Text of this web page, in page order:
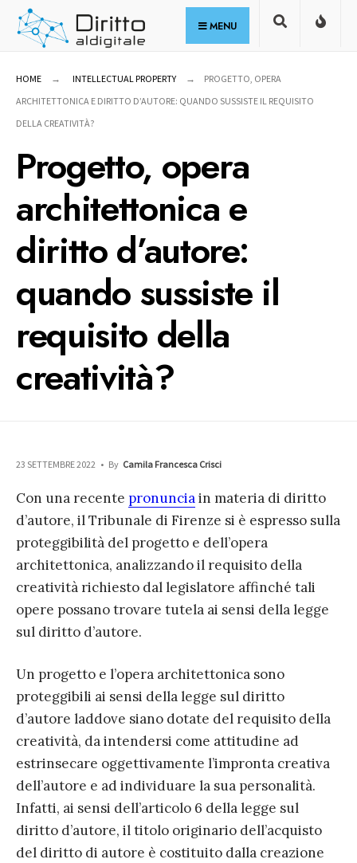
Skip
MENU
HOME INTELLECTUAL PROPERTY
PROGETTO, OPERA
ARCHITETTONICA E DIRITTO D’AUTORE: QUANDO SUSSISTE IL REQUISITO
DELLA CREATIVITÀ?
Progetto, opera
architettonica e
diritto d’autore:
quando sussiste il
requisito della
creatività?
23 SETTEMBRE 2022 • By Camila Francesca Crisci
Con una recente pronunciain materia di diritto
d’autore, il Tribunale di Firenze si è espresso sulla
proteggibilità del progetto e dell’opera
architettonica, analizzando il requisito della
creatività richiesto dal legislatore affinché tali
opere possano trovare tutela ai sensi della legge
sul diritto d’autore.
Un progetto e l’opera architettonica sono
proteggibili ai sensi della legge sul diritto
d’autore laddove siano dotate del requisito della
creatività, da intendersi come attitudine ad
estrinsecare oggettivamente l’impronta creativa
dell’autore e ad individuare la sua personalità.
Infatti, ai sensi dell’articolo 6 della legge sul
diritto d’autore, il titolo originario dell’acquisto
del diritto di autore è costituito dalla creazione